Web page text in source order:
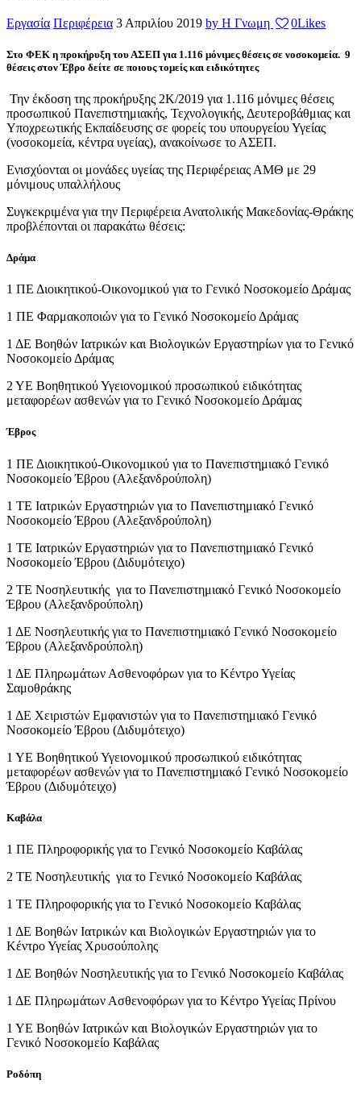
Εργασία Περιφέρεια 3 Απριλίου 2019 by Η Γνωμη 0Likes
Στο ΦΕΚ η προκήρυξη του ΑΣΕΠ για 1.116 μόνιμες θέσεις σε νοσοκομεία. 9
θέσεις στον Έβρο δείτε σε ποιους τομείς και ειδικότητες
Την έκδοση της προκήρυξης 2Κ/2019 για 1.116 μόνιμες θέσεις
προσωπικού Πανεπιστημιακής, Τεχνολογικής, Δευτεροβάθμιας και
Υποχρεωτικής Εκπαίδευσης σε φορείς του υπουργείου Υγείας
(νοσοκομεία, κέντρα υγείας), ανακοίνωσε το ΑΣΕΠ.
Ενισχύονται οι μονάδες υγείας της Περιφέρειας ΑΜΘ με 29
μόνιμους υπαλλήλους
Συγκεκριμένα για την Περιφέρεια Ανατολικής Μακεδονίας-Θράκης
προβλέπονται οι παρακάτω θέσεις:
Δράμα
1 ΠΕ Διοικητικού-Οικονομικού για το Γενικό Νοσοκομείο Δράμας
1 ΠΕ Φαρμακοποιών για το Γενικό Νοσοκομείο Δράμας
1 ΔΕ Βοηθών Ιατρικών και Βιολογικών Εργαστηρίων για το Γενικό
Νοσοκομείο Δράμας
2 ΥΕ Βοηθητικού Υγειονομικού προσωπικού ειδικότητας
μεταφορέων ασθενών για το Γενικό Νοσοκομείο Δράμας
Έβρος
1 ΠΕ Διοικητικού-Οικονομικού για το Πανεπιστημιακό Γενικό
Νοσοκομείο Έβρου (Αλεξανδρούπολη)
1 ΤΕ Ιατρικών Εργαστηριών για το Πανεπιστημιακό Γενικό
Νοσοκομείο Έβρου (Αλεξανδρούπολη)
1 ΤΕ Ιατρικών Εργαστηριών για το Πανεπιστημιακό Γενικό
Νοσοκομείο Έβρου (Διδυμότειχο)
2 ΤΕ Νοσηλευτικής για το Πανεπιστημιακό Γενικό Νοσοκομείο
Έβρου (Αλεξανδρούπολη)
1 ΔΕ Νοσηλευτικής για το Πανεπιστημιακό Γενικό Νοσοκομείο
Έβρου (Αλεξανδρούπολη)
1 ΔΕ Πληρωμάτων Ασθενοφόρων για το Κέντρο Υγείας
Σαμοθράκης
1 ΔΕ Χειριστών Εμφανιστών για το Πανεπιστημιακό Γενικό
Νοσοκομείο Έβρου (Διδυμότειχο)
1 ΥΕ Βοηθητικού Υγειονομικού προσωπικού ειδικότητας
μεταφορέων ασθενών για το Πανεπιστημιακό Γενικό Νοσοκομείο
Έβρου (Διδυμότειχο)
Καβάλα
1 ΠΕ Πληροφορικής για το Γενικό Νοσοκομείο Καβάλας
2 ΤΕ Νοσηλευτικής για το Γενικό Νοσοκομείο Καβάλας
1 ΤΕ Πληροφορικής για το Γενικό Νοσοκομείο Καβάλας
1 ΔΕ Βοηθών Ιατρικών και Βιολογικών Εργαστηριών για το
Κέντρο Υγείας Χρυσούπολης
1 ΔΕ Βοηθών Νοσηλευτικής για το Γενικό Νοσοκομείο Καβάλας
1 ΔΕ Πληρωμάτων Ασθενοφόρων για το Κέντρο Υγείας Πρίνου
1 ΥΕ Βοηθών Ιατρικών και Βιολογικών Εργαστηριών για το
Γενικό Νοσοκομείο Καβάλας
Ροδόπη